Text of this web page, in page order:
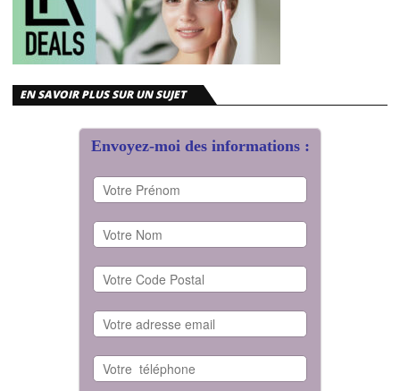
EN SAVOIR PLUS SUR UN SUJET
Envoyez-moi des informations :